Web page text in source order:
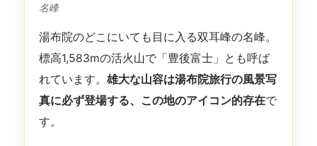
名峰
湯布院のどこにいても目に入る双耳峰の名峰。
標高1,583mの活火山で「豊後富士」とも呼ば
れています。 雄大な山容は湯布院旅行の風景写
真に必ず登場する、この地のアイコン的存在で
す。